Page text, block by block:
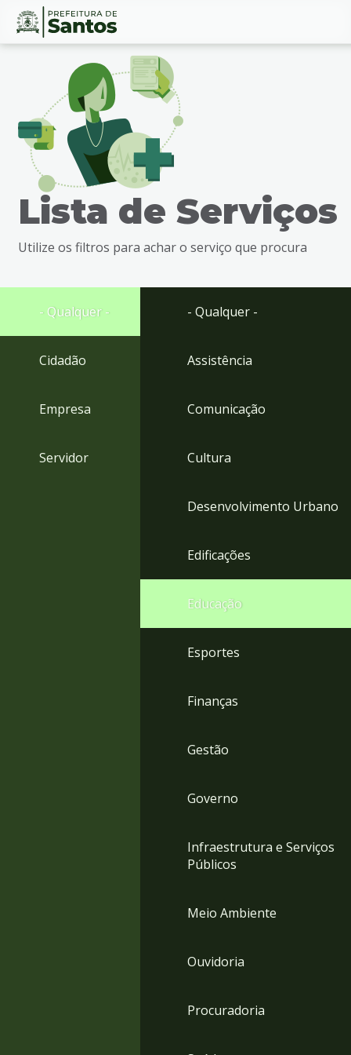
Ir
busca
Ir
rodapé
Conteúdo
Lista de Serviços
Utilize os filtros para achar o serviço que procura
- Qualquer -
Cidadão
Empresa
Servidor
- Qualquer -
Assistência
Comunicação
Cultura
Desenvolvimento Urbano
Edificações
Educação
Esportes
Finanças
Gestão
Governo
Infraestrutura e Serviços
Públicos
Meio Ambiente
Ouvidoria
Procuradoria